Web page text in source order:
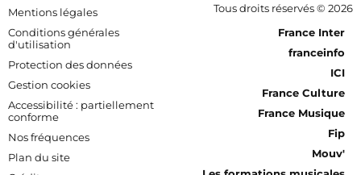
Footer bottom
Mentions légales
Conditions générales
d'utilisation
Protection des données
Gestion cookies
Accessibilité : partiellement
conforme
Nos fréquences
Plan du site
Tous droits réservés © 2026
[RDF] Pied de page - Mobile
France Inter
franceinfo
ICI
France Culture
France Musique
Fip
Mouv'